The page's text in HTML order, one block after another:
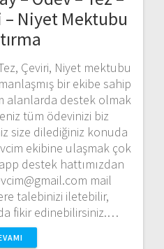
– Niyet Mektubu
Çeviri, Niyet mektubu
bir ekibe sahip
alanlarda destek olmak
tüm ödevinizi biz
size dilediğiniz konuda
ekibine ulaşmak çok
destek hattımızdan
mail
talebinizi iletebilir,
fikir edinebilirsiniz.…